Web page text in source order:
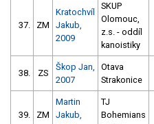
37. ZM
Kratochvíl
Jakub,
2009
SKUP
Olomouc,
z.s. - oddíl
kanoistiky
38. ZS
Škop Jan,
2007
Otava
Strakonice
39. ZM
Martin
Jakub,
TJ
Bohemians